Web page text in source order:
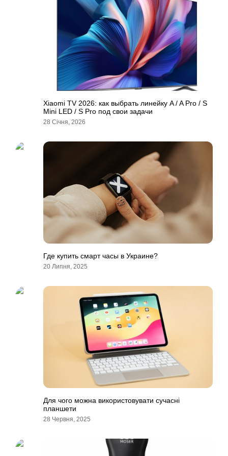
Xiaomi TV 2026: как выбрать линейку A / A Pro / S
Mini LED / S Pro под свои задачи
28 Січня, 2026
Где купить смарт часы в Украине?
20 Липня, 2025
Для чого можна використовувати сучасні
планшети
28 Червня, 2025